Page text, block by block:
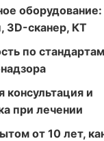
оборудование:
3D-сканер, КТ
по стандартам
консультация и
при лечении
от 10 лет,